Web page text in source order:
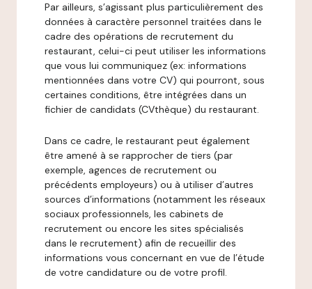
Par ailleurs, s’agissant plus particulièrement des
données à caractère personnel traitées dans le
cadre des opérations de recrutement du
restaurant, celui-ci peut utiliser les informations
que vous lui communiquez (ex: informations
mentionnées dans votre CV) qui pourront, sous
certaines conditions, être intégrées dans un
fichier de candidats (CVthèque) du restaurant.
Dans ce cadre, le restaurant peut également
être amené à se rapprocher de tiers (par
exemple, agences de recrutement ou
précédents employeurs) ou à utiliser d’autres
sources d’informations (notamment les réseaux
sociaux professionnels, les cabinets de
recrutement ou encore les sites spécialisés
dans le recrutement) afin de recueillir des
informations vous concernant en vue de l’étude
de votre candidature ou de votre profil.